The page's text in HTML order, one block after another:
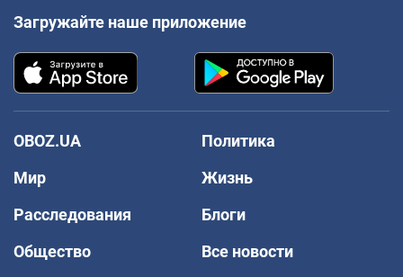
Загружайте наше приложение
OBOZ.UA
Политика
Мир
Жизнь
Расследования
Блоги
Общество
Все новости